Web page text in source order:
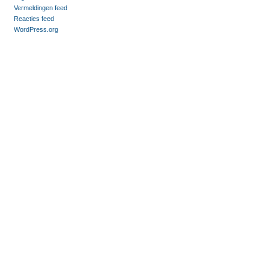
Vermeldingen feed
Reacties feed
WordPress.org